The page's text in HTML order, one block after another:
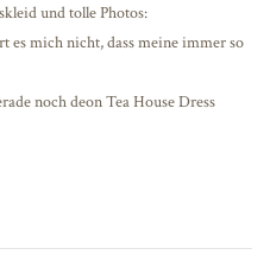
und tolle Photos:
es mich nicht, dass meine immer so
noch deon Tea House Dress